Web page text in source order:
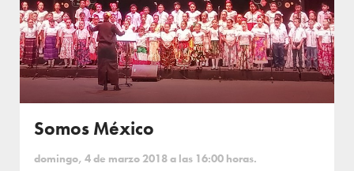
Somos México
domingo, 4 de marzo 2018 a las 16:00 horas.